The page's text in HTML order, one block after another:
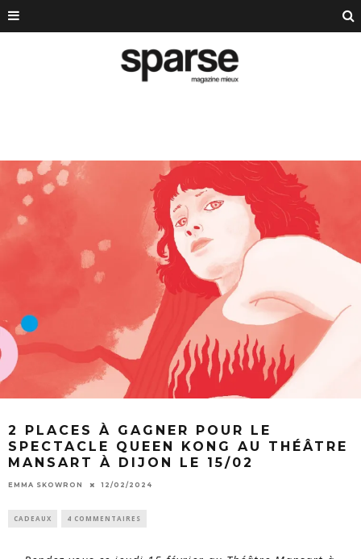
2 PLACES À GAGNER POUR LE
SPECTACLE QUEEN KONG AU THÉÂTRE
MANSART À DIJON LE 15/02
EMMA SKOWRON 12/02/2024
CADEAUX 4 COMMENTAIRES